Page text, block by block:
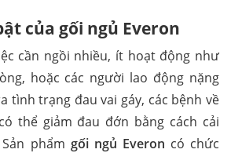
của gối ngủ Everon
cần ngồi nhiều, ít hoạt động như
hoặc các người lao động nặng
tình trạng đau vai gáy, các bệnh về
thể giảm đau đớn bằng cách cải
phẩm gối ngủ Everon có chức